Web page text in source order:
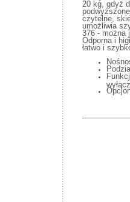
20 kg, gdyż
czytelne,
umożliwia
376 - można
Odporna i
łatwo i